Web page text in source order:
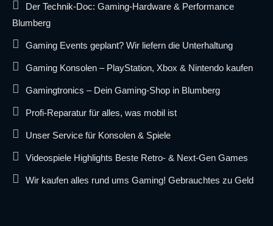
Der Technik-Doc: Gaming-Hardware & Performance
Blumberg
Gaming Events geplant? Wir liefern die Unterhaltung
Gaming Konsolen – PlayStation, Xbox & Nintendo kaufen
Gamingtronics – Dein Gaming-Shop in Blumberg
Profi-Reparatur für alles, was mobil ist
Unser Service für Konsolen & Spiele
Videospiele Highlights Beste Retro- & Next-Gen Games
Wir kaufen alles rund ums Gaming! Gebrauchtes zu Geld